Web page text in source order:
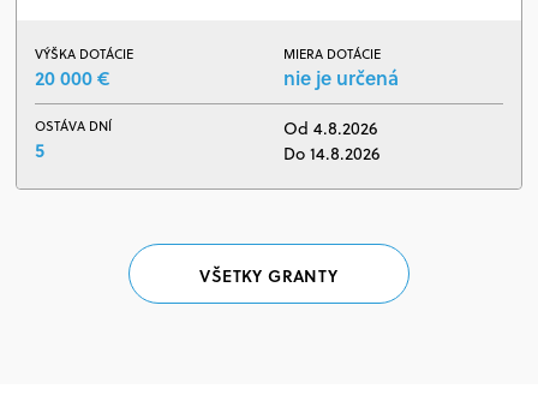
VÝŠKA DOTÁCIE
20 000 €
MIERA DOTÁCIE
nie je určená
OSTÁVA DNÍ
5
Od 4.8.2026
Do 14.8.2026
VŠETKY GRANTY